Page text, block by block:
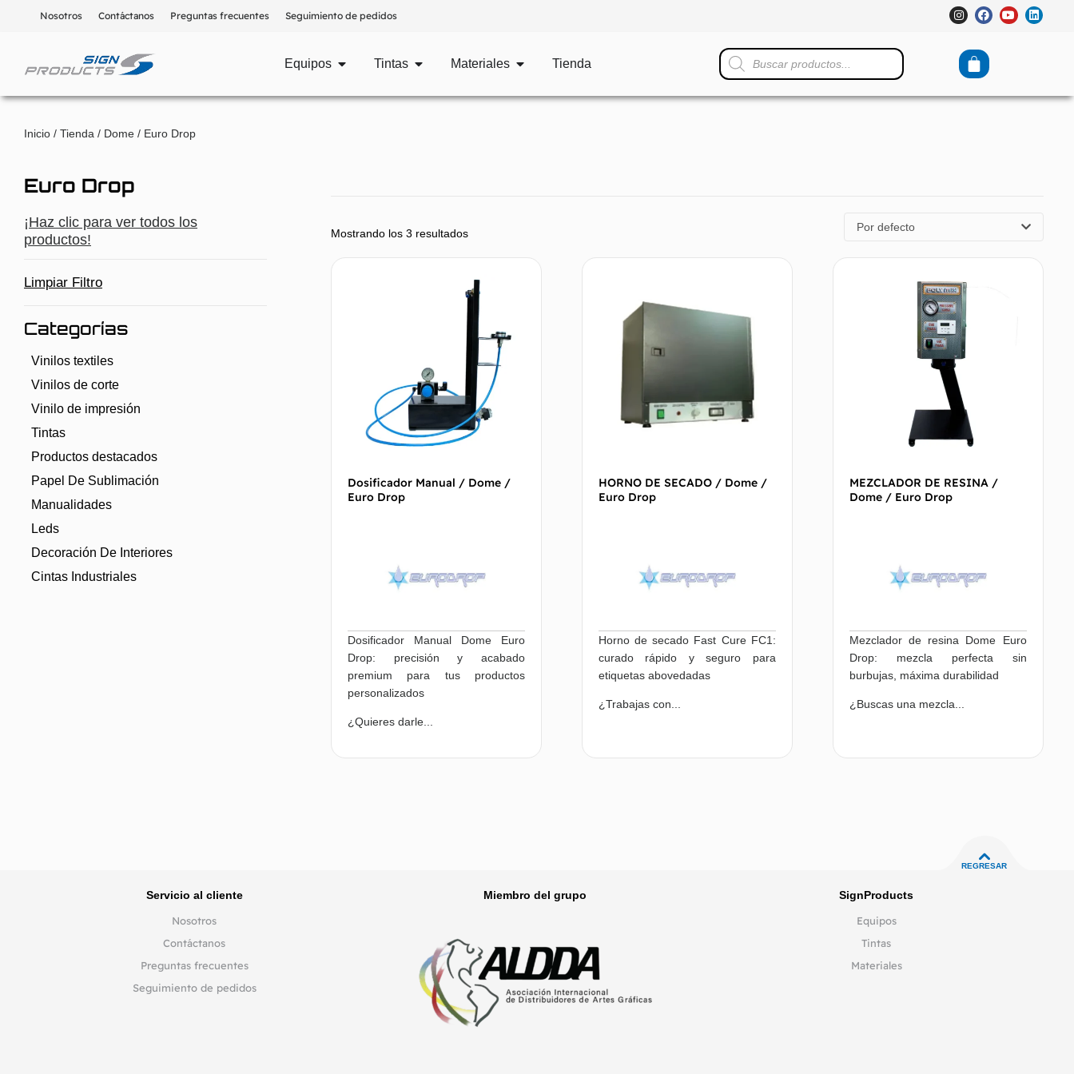
Nosotros Contáctanos Preguntas frecuentes Seguimiento de pedidos
Equipos Tintas Materiales Tienda
Inicio / Tienda / Dome / Euro Drop
Euro Drop
¡Haz clic para ver todos los
productos!
Limpiar Filtro
Categorías
Vinilos textiles
Vinilos de corte
Vinilo de impresión
Tintas
Productos destacados
Papel De Sublimación
Manualidades
Leds
Decoración De Interiores
Cintas Industriales
Mostrando los 3 resultados Por defecto
Dosificador Manual / Dome /
Euro Drop
Dosificador Manual Dome Euro
Drop: precisión y acabado
premium para tus productos
personalizados
¿Quieres darle...
HORNO DE SECADO / Dome /
Euro Drop
Horno de secado Fast Cure FC1:
curado rápido y seguro para
etiquetas abovedadas
¿Trabajas con...
MEZCLADOR DE RESINA /
Dome / Euro Drop
Mezclador de resina Dome Euro
Drop: mezcla perfecta sin
burbujas, máxima durabilidad
¿Buscas una mezcla...
REGRESAR
Servicio al cliente
Nosotros
Contáctanos
Preguntas frecuentes
Seguimiento de pedidos
Miembro del grupo
SignProducts
Equipos
Tintas
Materiales